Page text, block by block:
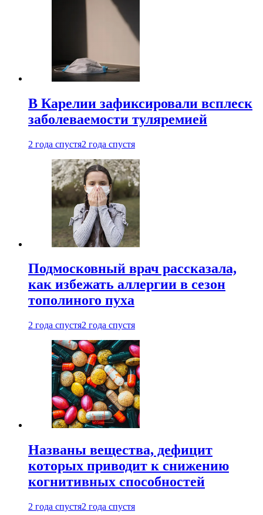
В Карелии зафиксировали всплеск
заболеваемости туляремией
2 года спустя2 года спустя
Подмосковный врач рассказала,
как избежать аллергии в сезон
тополиного пуха
2 года спустя2 года спустя
Названы вещества, дефицит
которых приводит к снижению
когнитивных способностей
2 года спустя2 года спустя